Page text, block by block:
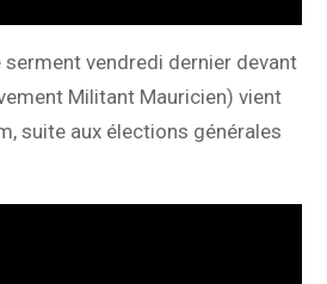
serment vendredi dernier devant
Militant Mauricien) vient
suite aux élections générales